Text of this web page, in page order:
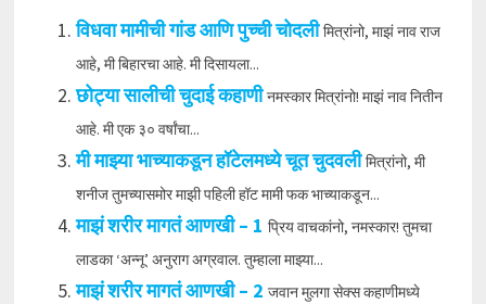
विधवा मामीची गांड आणि पुच्ची चोदली मित्रांनो, माझं नाव राज
आहे, मी बिहारचा आहे. मी दिसायला...
छोट्या सालीची चुदाई कहाणी नमस्कार मित्रांनो! माझं नाव नितीन
आहे. मी एक ३० वर्षांचा...
मी माझ्या भाच्याकडून हॉटेलमध्ये चूत चुदवली मित्रांनो, मी
शनीज तुमच्यासमोर माझी पहिली हॉट मामी फक भाच्याकडून...
माझं शरीर मागतं आणखी – 1 प्रिय वाचकांनो, नमस्कार! तुमचा
लाडका ‘अन्नू’ अनुराग अग्रवाल. तुम्हाला माझ्या...
माझं शरीर मागतं आणखी – 2 जवान मुलगा सेक्स कहाणीमध्ये